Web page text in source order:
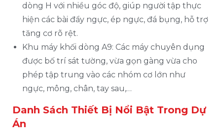
dòng H với nhiều góc độ, giúp người tập thực
hiện các bài đẩy ngực, ép ngực, đá bụng, hỗ trợ
tăng cơ rõ rệt.
Khu máy khối dòng A9: Các máy chuyên dụng
được bố trí sát tường, vừa gọn gàng vừa cho
phép tập trung vào các nhóm cơ lớn như
ngực, mông, chân, tay sau,…
Danh Sách Thiết Bị Nổi Bật Trong Dự
Án